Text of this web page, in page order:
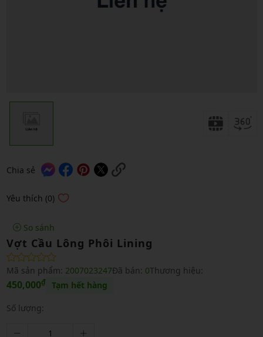
Chia sẻ
Yêu thích (0)
So sánh
Vợt Cầu Lông Phôi Lining
Mã sản phẩm: 2007023247Đã bán: 0Thương hiệu:
450,000₫ Tạm hết hàng
Số lượng: